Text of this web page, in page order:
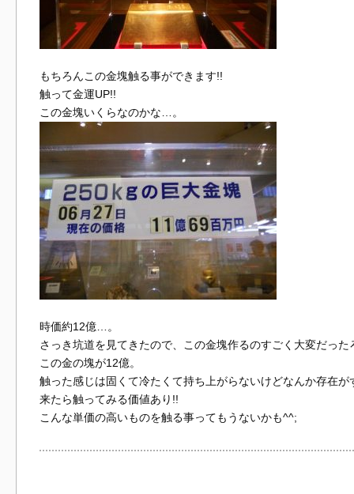
もちろんこの金塊触る事ができます!!
触って金運UP!!
この金塊いくらなのかな…。
時価約12億…。
さっき坑道を見てきたので、この金塊作るのすごく大変だった
この金の塊が12億。
触った感じは固くて冷たくて持ち上がらないけどなんか存在が
来たら触ってみる価値あり!!
こんな単価の高いものを触る事ってもうないかも^^;